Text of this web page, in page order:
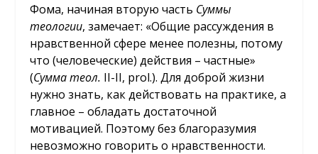
Фома, начиная вторую часть Суммы
теологии, замечает: «Общие рассуждения в
нравственной сфере менее полезны, потому
что (человеческие) действия – частные»
(Сумма теол. II-II, prol.). Для доброй жизни
нужно знать, как действовать на практике, а
главное – обладать достаточной
мотивацией. Поэтому без благоразумия
невозможно говорить о нравственности.